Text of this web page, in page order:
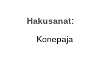
Hakusanat:
Konepaja